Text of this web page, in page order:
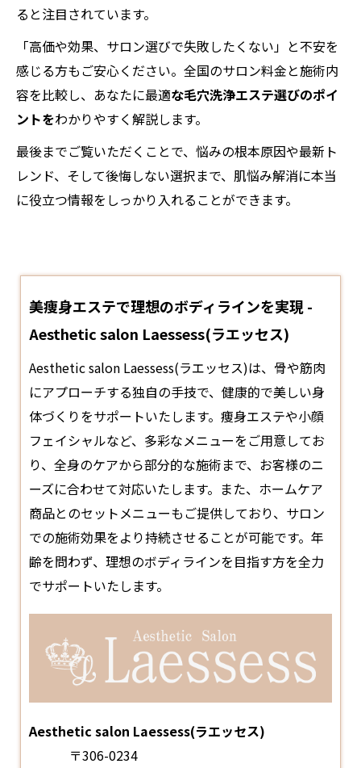
ると注目されています。
「高価や効果、サロン選びで失敗したくない」と不安を
感じる方もご安心ください。全国のサロン料金と施術内
容を比較し、あなたに最適な毛穴洗浄エステ選びのポイ
ントをわかりやすく解説します。
最後までご覧いただくことで、悩みの根本原因や最新ト
レンド、そして後悔しない選択まで、肌悩み解消に本当
に役立つ情報をしっかり入れることができます。
美痩身エステで理想のボディラインを実現 -
Aesthetic salon Laessess(ラエッセス)
Aesthetic salon Laessess(ラエッセス)は、骨や筋肉
にアプローチする独自の手技で、健康的で美しい身
体づくりをサポートいたします。痩身エステや小顔
フェイシャルなど、多彩なメニューをご用意してお
り、全身のケアから部分的な施術まで、お客様のニ
ーズに合わせて対応いたします。また、ホームケア
商品とのセットメニューもご提供しており、サロン
での施術効果をより持続させることが可能です。年
齢を問わず、理想のボディラインを目指す方を全力
でサポートいたします。
Aesthetic salon Laessess(ラエッセス)
〒306-0234